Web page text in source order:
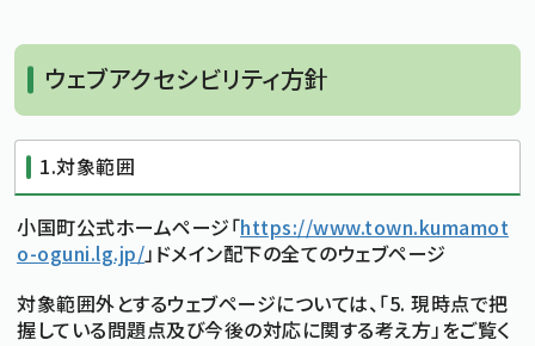
ウェブアクセシビリティ方針
1.対象範囲
小国町公式ホームページ「https://www.town.kumamot
o-oguni.lg.jp/」ドメイン配下の全てのウェブページ
対象範囲外とするウェブページについては、「5. 現時点で把
握している問題点及び今後の対応に関する考え方」をご覧く